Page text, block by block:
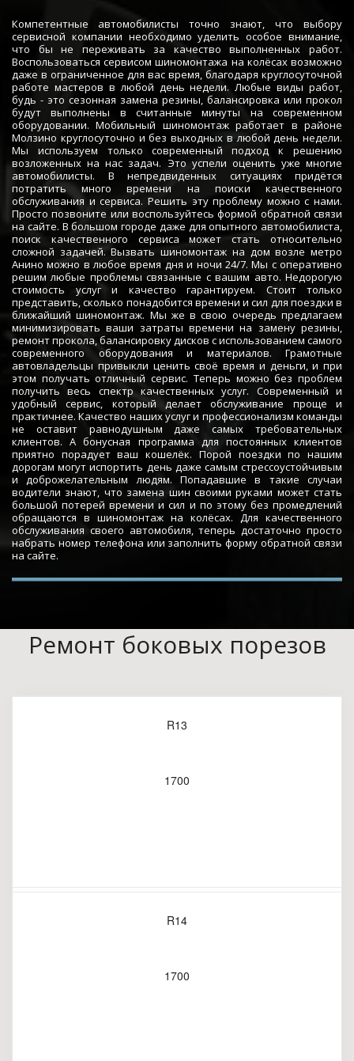
Компетентные автомобилисты точно знают, что выбору
сервисной компании необходимо уделить особое внимание,
что бы не переживать за качество выполненных работ.
Воспользоваться сервисом шиномонтажа на колёсах возможно
даже в ограниченное для вас время, благодаря круглосуточной
работе мастеров в любой день недели. Любые виды работ,
будь - это сезонная замена резины, балансировка или прокол
будут выполнены в считанные минуты на современном
оборудовании. Мобильный шиномонтаж работает в районе
Молзино круглосуточно и без выходных в любой день недели.
Мы используем только современный подход к решению
возложенных на нас задач. Это успели оценить уже многие
автомобилисты. В непредвиденных ситуациях придётся
потратить много времени на поиски качественного
обслуживания и сервиса. Решить эту проблему можно с нами.
Просто позвоните или воспользуйтесь формой обратной связи
на сайте. В большом городе даже для опытного автомобилиста,
поиск качественного сервиса может стать относительно
сложной задачей. Вызвать шиномонтаж на дом возле метро
Анино можно в любое время дня и ночи 24/7. Мы с оперативно
решим любые проблемы связанные с вашим авто. Недорогую
стоимость услуг и качество гарантируем. Стоит только
представить, сколько понадобится времени и сил для поездки в
ближайший шиномонтаж. Мы же в свою очередь предлагаем
минимизировать ваши затраты времени на замену резины,
ремонт прокола, балансировку дисков с использованием самого
современного оборудования и материалов. Грамотные
автовладельцы привыкли ценить своё время и деньги, и при
этом получать отличный сервис. Теперь можно без проблем
получить весь спектр качественных услуг. Современный и
удобный сервис, который делает обслуживание проще и
практичнее. Качество наших услуг и профессионализм команды
не оставит равнодушным даже самых требовательных
клиентов. А бонусная программа для постоянных клиентов
приятно порадует ваш кошелёк. Порой поездки по нашим
дорогам могут испортить день даже самым стрессоустойчивым
и доброжелательным людям. Попадавшие в такие случаи
водители знают, что замена шин своими руками может стать
большой потерей времени и сил и по этому без промедлений
обращаются в шиномонтаж на колёсах. Для качественного
обслуживания своего автомобиля, теперь достаточно просто
набрать номер телефона или заполнить форму обратной связи
на сайте.
Ремонт боковых порезов
R13
1700
R14
1700